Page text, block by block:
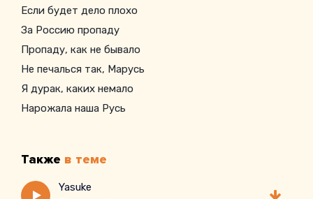
Если будет дело плохо
За Россию пропаду
Пропаду, как не бывало
Не печалься так, Марусь
Я дурак, каких немало
Нарожала наша Русь
В эту лютую эпоху, а на кровавом берегу
Мокрых глаз своих, дуреха, не показывай врагу
Также в теме
Yasuke